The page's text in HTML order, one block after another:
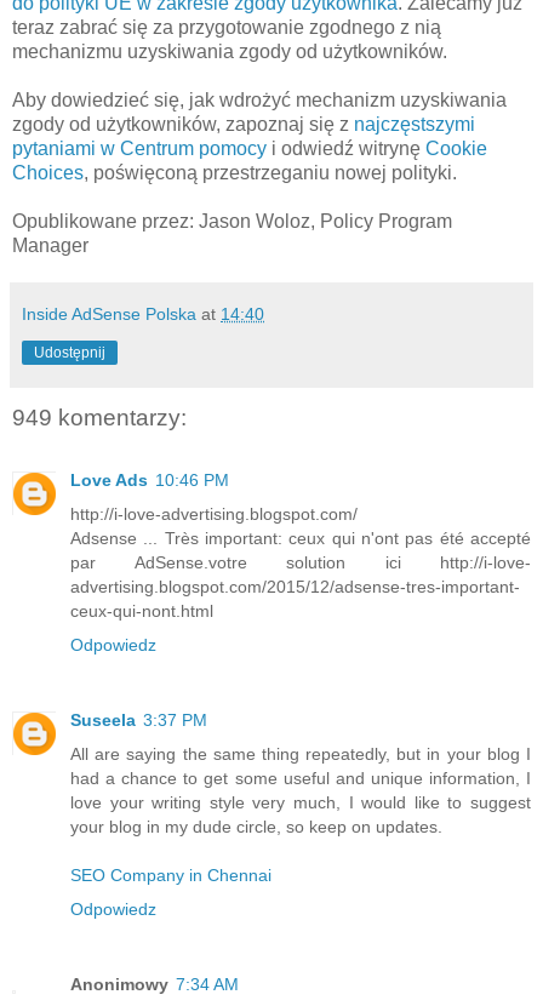
teraz zabrać się za przygotowanie zgodnego z nią
mechanizmu uzyskiwania zgody od użytkowników.
Aby dowiedzieć się, jak wdrożyć mechanizm uzyskiwania
zgody od użytkowników, zapoznaj się z najczęstszymi
pytaniami w Centrum pomocy i odwiedź witrynę Cookie
Choices, poświęconą przestrzeganiu nowej polityki.
Opublikowane przez: Jason Woloz, Policy Program
Manager
Inside AdSense Polska at 14:40
Udostępnij
949 komentarzy:
Love Ads 10:46 PM
http://i-love-advertising.blogspot.com/
Adsense ... Très important: ceux qui n'ont pas été accepté
par AdSense.votre solution ici http://i-love-
advertising.blogspot.com/2015/12/adsense-tres-important-
ceux-qui-nont.html
Odpowiedz
Suseela 3:37 PM
All are saying the same thing repeatedly, but in your blog I
had a chance to get some useful and unique information, I
love your writing style very much, I would like to suggest
your blog in my dude circle, so keep on updates.
SEO Company in Chennai
Odpowiedz
Anonimowy 7:34 AM